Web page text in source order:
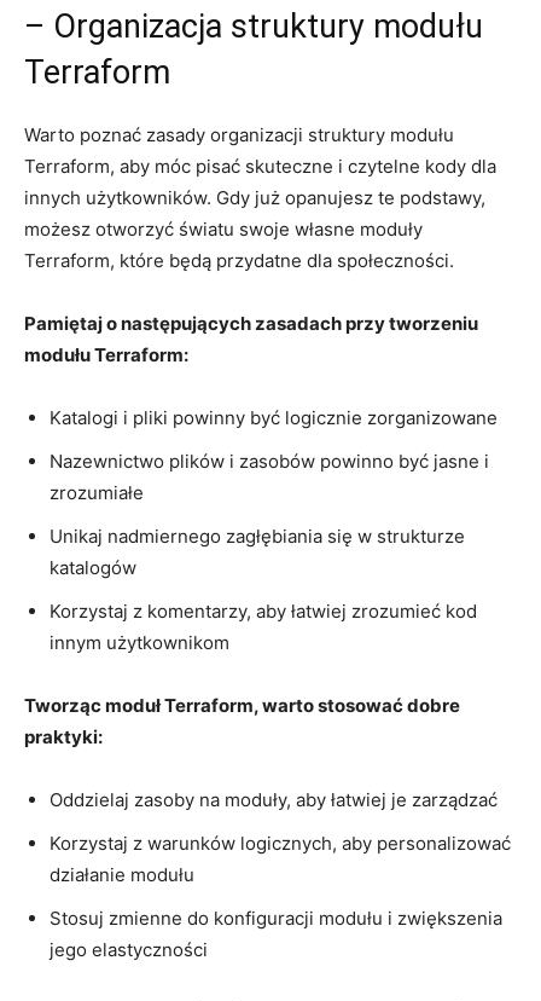
– Organizacja ⁢struktury‍ modułu
Terraform
Warto poznać zasady organizacji struktury modułu
Terraform,‍ aby móc ​pisać skuteczne⁢ i czytelne kody ‍dla
innych użytkowników.⁢ Gdy już opanujesz te podstawy,
możesz ‍otworzyć światu‌ swoje‍ własne moduły⁣
Terraform,⁢ które będą przydatne ⁣dla społeczności.
Pamiętaj o następujących zasadach przy⁤ tworzeniu
modułu Terraform:
Katalogi i ‍pliki powinny być logicznie ​zorganizowane
Nazewnictwo plików i ‍zasobów⁣ powinno ⁣być⁣ jasne i
zrozumiałe
Unikaj ‌nadmiernego⁣ zagłębiania się​ w strukturze‌
katalogów
Korzystaj z ⁣komentarzy,⁣ aby łatwiej‍ zrozumieć kod
⁤innym użytkownikom
Tworząc moduł Terraform, warto stosować dobre
praktyki:
Oddzielaj zasoby ⁤na ⁢moduły, aby łatwiej je ⁣zarządzać
Korzystaj z warunków ⁢logicznych, aby personalizować​
działanie‍ modułu
Stosuj zmienne do⁢ konfiguracji modułu i zwiększenia ​
jego‍ elastyczności